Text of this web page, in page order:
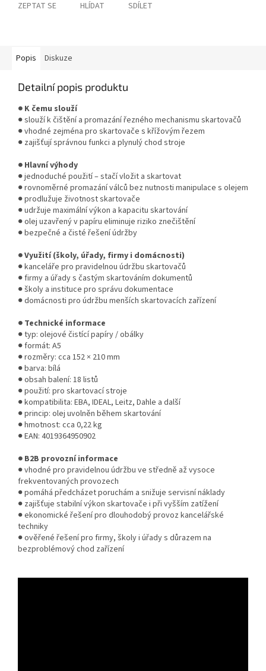
ZEPTAT SE HLÍDAT SDÍLET
Popis Diskuze
Detailní popis produktu
● K čemu slouží
● slouží k čištění a promazání řezného mechanismu skartovačů
● vhodné zejména pro skartovače s křížovým řezem
● zajišťují správnou funkci a plynulý chod stroje
● Hlavní výhody
● jednoduché použití – stačí vložit a skartovat
● rovnoměrné promazání válců bez nutnosti manipulace s olejem
● prodlužuje životnost skartovače
● udržuje maximální výkon a kapacitu skartování
● olej uzavřený v papíru eliminuje riziko znečištění
● bezpečné a čisté řešení údržby
● Využití (školy, úřady, firmy i domácnosti)
● kanceláře pro pravidelnou údržbu skartovačů
● firmy a úřady s častým skartováním dokumentů
● školy a instituce pro správu dokumentace
● domácnosti pro údržbu menších skartovacích zařízení
● Technické informace
● typ: olejové čistící papíry / obálky
● formát: A5
● rozměry: cca 152 × 210 mm
● barva: bílá
● obsah balení: 18 listů
● použití: pro skartovací stroje
● kompatibilita: EBA, IDEAL, Leitz, Dahle a další
● princip: olej uvolněn během skartování
● hmotnost: cca 0,22 kg
● EAN: 4019364950902
● B2B provozní informace
● vhodné pro pravidelnou údržbu ve středně až vysoce
frekventovaných provozech
● pomáhá předcházet poruchám a snižuje servisní náklady
● zajišťuje stabilní výkon skartovače i při vyšším zatížení
● ekonomické řešení pro dlouhodobý provoz kancelářské
techniky
● ověřené řešení pro firmy, školy i úřady s důrazem na
bezproblémový chod zařízení